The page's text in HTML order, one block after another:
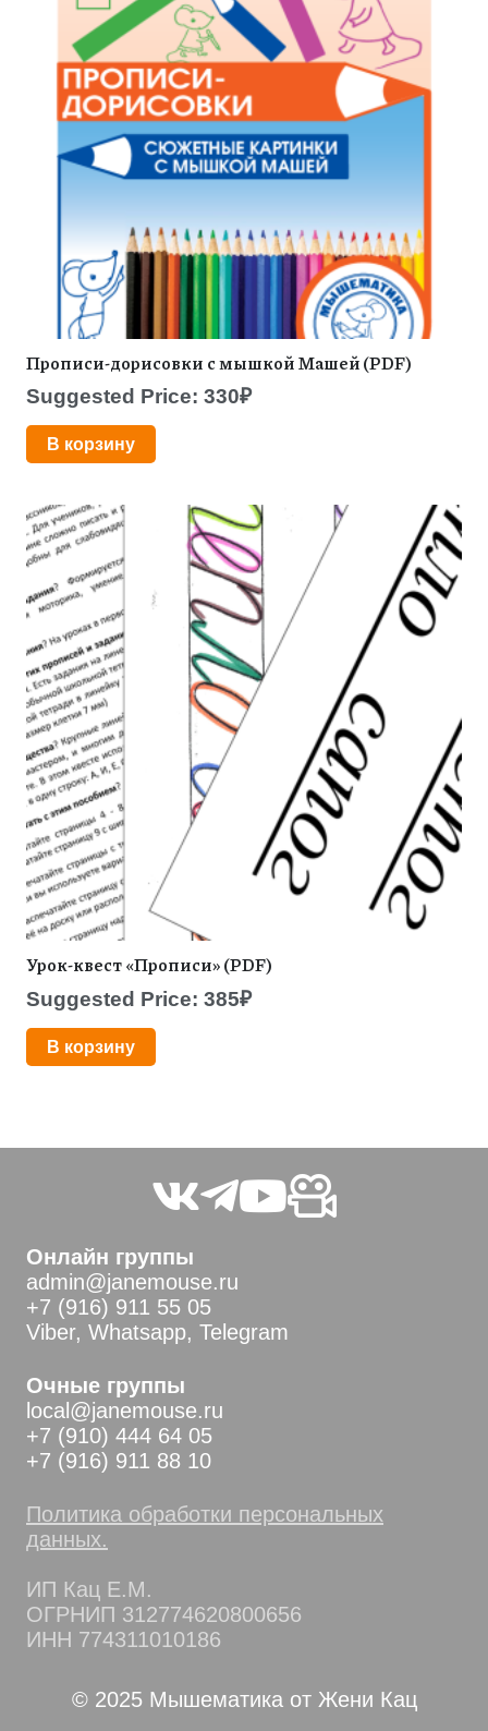
Прописи-дорисовки с мышкой Машей (PDF)
Suggested Price: 330₽
В корзину
Урок-квест «Прописи» (PDF)
Suggested Price: 385₽
В корзину
Онлайн группы
admin@janemouse.ru
+7 (916) 911 55 05
Viber, Whatsapp, Telegram
Очные группы
local@janemouse.ru
+7 (910) 444 64 05
+7 (916) 911 88 10
Политика обработки персональных
данных.
ИП Кац Е.М.
ОГРНИП 312774620800656
ИНН 774311010186
© 2025 Мышематика от Жени Кац